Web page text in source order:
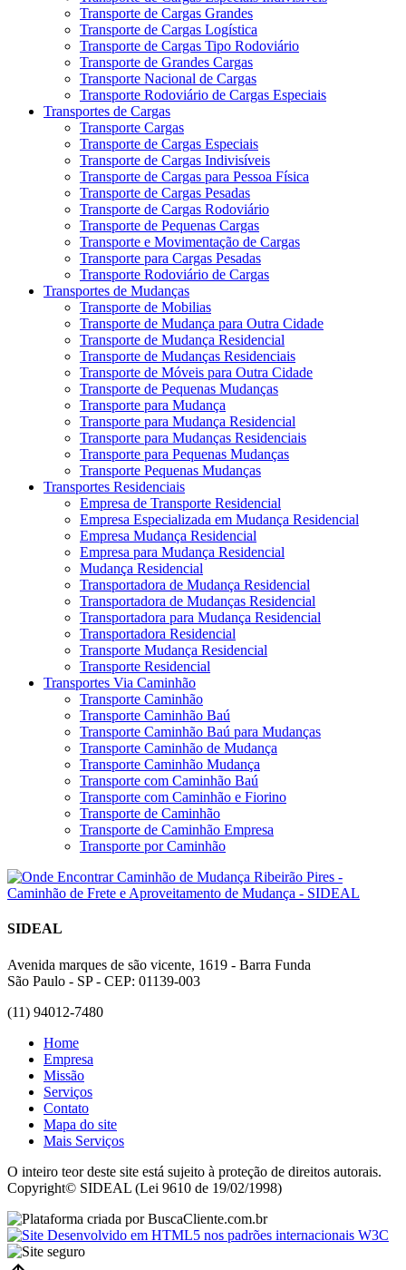
Transporte de Cargas Grandes
Transporte de Cargas Logística
Transporte de Cargas Tipo Rodoviário
Transporte de Grandes Cargas
Transporte Nacional de Cargas
Transporte Rodoviário de Cargas Especiais
Transportes de Cargas
Transporte Cargas
Transporte de Cargas Especiais
Transporte de Cargas Indivisíveis
Transporte de Cargas para Pessoa Física
Transporte de Cargas Pesadas
Transporte de Cargas Rodoviário
Transporte de Pequenas Cargas
Transporte e Movimentação de Cargas
Transporte para Cargas Pesadas
Transporte Rodoviário de Cargas
Transportes de Mudanças
Transporte de Mobilias
Transporte de Mudança para Outra Cidade
Transporte de Mudança Residencial
Transporte de Mudanças Residenciais
Transporte de Móveis para Outra Cidade
Transporte de Pequenas Mudanças
Transporte para Mudança
Transporte para Mudança Residencial
Transporte para Mudanças Residenciais
Transporte para Pequenas Mudanças
Transporte Pequenas Mudanças
Transportes Residenciais
Empresa de Transporte Residencial
Empresa Especializada em Mudança Residencial
Empresa Mudança Residencial
Empresa para Mudança Residencial
Mudança Residencial
Transportadora de Mudança Residencial
Transportadora de Mudanças Residencial
Transportadora para Mudança Residencial
Transportadora Residencial
Transporte Mudança Residencial
Transporte Residencial
Transportes Via Caminhão
Transporte Caminhão
Transporte Caminhão Baú
Transporte Caminhão Baú para Mudanças
Transporte Caminhão de Mudança
Transporte Caminhão Mudança
Transporte com Caminhão Baú
Transporte com Caminhão e Fiorino
Transporte de Caminhão
Transporte de Caminhão Empresa
Transporte por Caminhão
SIDEAL
Avenida marques de são vicente, 1619 - Barra Funda
São Paulo - SP - CEP: 01139-003
(11) 94012-7480
Home
Empresa
Missão
Serviços
Contato
Mapa do site
Mais Serviços
O inteiro teor deste site está sujeito à proteção de direitos autorais.
Copyright© SIDEAL (Lei 9610 de 19/02/1998)